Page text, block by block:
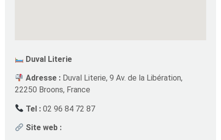
Duval Literie
Adresse : Duval Literie, 9 Av. de la Libération,
22250 Broons, France
Tel : 02 96 84 72 87
Site web :